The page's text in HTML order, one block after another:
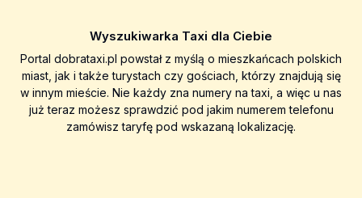
Wyszukiwarka Taxi dla Ciebie
Portal dobrataxi.pl powstał z myślą o mieszkańcach polskich
miast, jak i także turystach czy gościach, którzy znajdują się
w innym mieście. Nie każdy zna numery na taxi, a więc u nas
już teraz możesz sprawdzić pod jakim numerem telefonu
zamówisz taryfę pod wskazaną lokalizację.